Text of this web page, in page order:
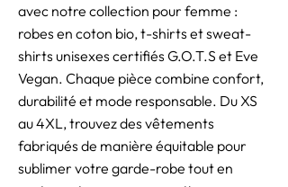
avec notre collection pour femme :
robes en coton bio, t-shirts et sweat-
shirts unisexes certifiés G.O.T.S et Eve
Vegan. Chaque pièce combine confort,
durabilité et mode responsable. Du XS
au 4XL, trouvez des vêtements
fabriqués de manière équitable pour
sublimer votre garde-robe tout en